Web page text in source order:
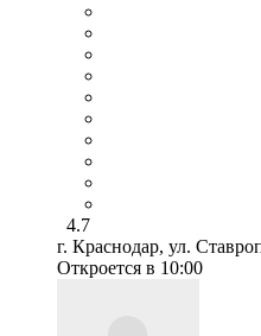
4.7
г. Краснодар, ул.
Откроется в 10:00